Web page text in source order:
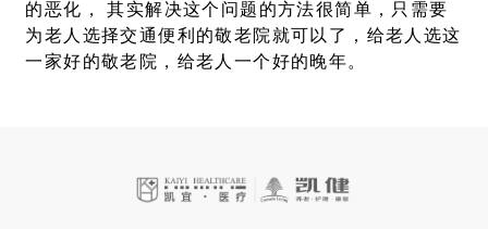
的恶化， 其实解决这个问题的方法很简单，只需要
为老人选择交通便利的敬老院就可以了，给老人选这
一家好的敬老院，给老人一个好的晚年。